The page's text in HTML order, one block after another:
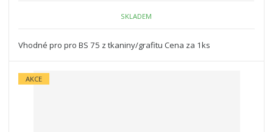
SKLADEM
Vhodné pro pro BS 75 z tkaniny/grafitu Cena za 1ks
AKCE